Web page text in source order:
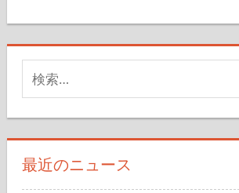
検
象: